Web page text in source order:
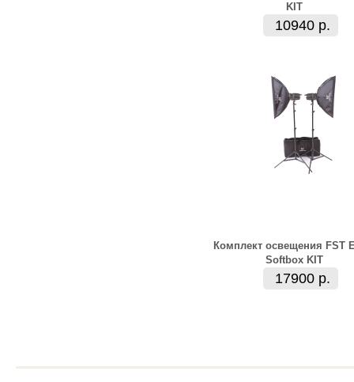
KIT
10940 р.
Комплект освещения FST
Softbox KIT
17900 р.